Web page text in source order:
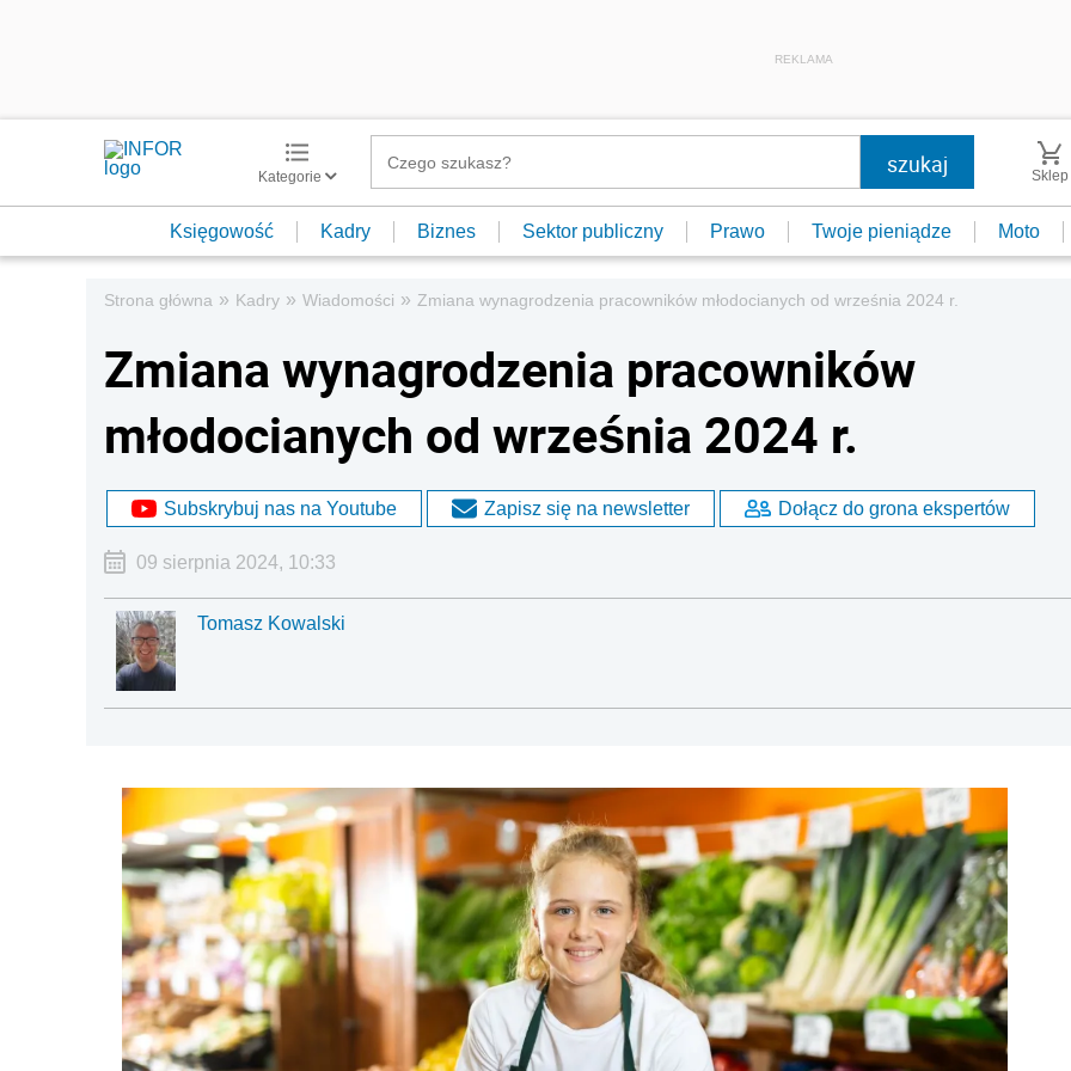
REKLAMA
Kategorie Sklep
Księgowość Kadry Biznes Sektor publiczny Prawo Twoje pieniądze Moto
Strona główna » Kadry » Wiadomości » Zmiana wynagrodzenia pracowników młodocianych od września 2024 r.
Zmiana wynagrodzenia pracowników
młodocianych od września 2024 r.
Subskrybuj nas na Youtube Zapisz się na newsletter Dołącz do grona ekspertów
09 sierpnia 2024, 10:33
Tomasz Kowalski